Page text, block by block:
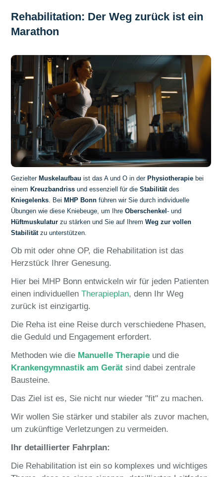
Rehabilitation: Der Weg zurück ist ein
Marathon
Gezielter Muskelaufbau ist das A und O in der Physiotherapie bei
einem Kreuzbandriss und essenziell für dieStabilität des
Kniegelenks . Bei MHP Bonn führen wir Sie durch individuelle
Übungen wie diese Kniebeuge, um IhreOberschenkel- und
Hüftmuskulatur zu stärken und Sie auf IhremWeg zur vollen
Stabilität zu unterstützen.
Ob mit oder ohne OP, die Rehabilitation ist das
Herzstück Ihrer Genesung.
Hier bei MHP Bonn entwickeln wir für jeden Patienten
einen individuellenTherapieplan, denn Ihr Weg
zurück ist einzigartig.
Die Reha ist eine Reise durch verschiedene Phasen,
die Geduld und Engagement erfordert.
Methoden wie die Manuelle Therapie und die
Krankengymnastik am Gerät sind dabei zentrale
Bausteine.
Das Ziel ist es, Sie nicht nur wieder "fit" zu machen.
Wir wollen Sie stärker und stabiler als zuvor machen,
um zukünftige Verletzungen zu vermeiden.
Ihr detaillierter Fahrplan:
Die Rehabilitation ist ein so komplexes und wichtiges